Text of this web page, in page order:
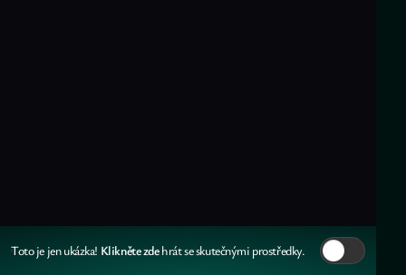
Toto je jen ukázka! Klikněte zdehrát se skutečnými prostředky.